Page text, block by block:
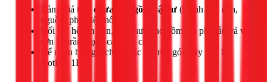
Bảng giá trên chưa bao gồm vật tư (thanh ray, đèn,
nguồn, phụ kiện nối...).
Đối với hệ âm trần, giá chưa bao gồm chi phí cắt, vá và
sơn lại trần thạch cao nếu cần.
Để nhận báo giá chính xác và trọn gói, hãy liên hệ
Hotline 1Fix